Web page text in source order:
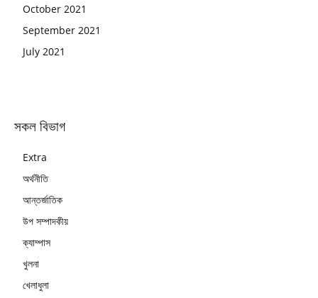
October 2021
September 2021
July 2021
সকল বিভাগ
Extra
অর্থনীতি
আন্তর্জাতিক
উপ সম্পাদকীয়
ক্যাম্পাস
খুলনা
খেলাধুলা